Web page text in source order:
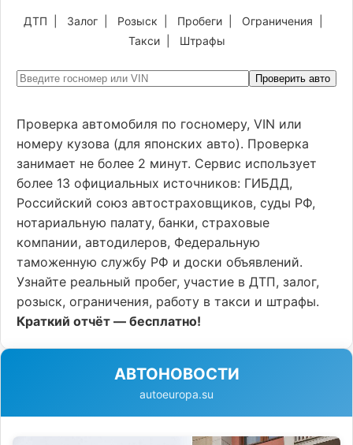
ДТП Залог Розыск Пробеги Ограничения
Такси| Штрафы
Проверить авто
Проверка автомобиля по госномеру, VIN или
номеру кузова (для японских авто). Проверка
занимает не более 2 минут. Сервис использует
более 13 официальных источников: ГИБДД,
Российский союз автостраховщиков, суды РФ,
нотариальную палату, банки, страховые
компании, автодилеров, Федеральную
таможенную службу РФ и доски объявлений.
Узнайте реальный пробег, участие в ДТП, залог,
розыск, ограничения, работу в такси и штрафы.
Краткий отчёт — бесплатно!
АВТОНОВОСТИ
autoeuropa.su